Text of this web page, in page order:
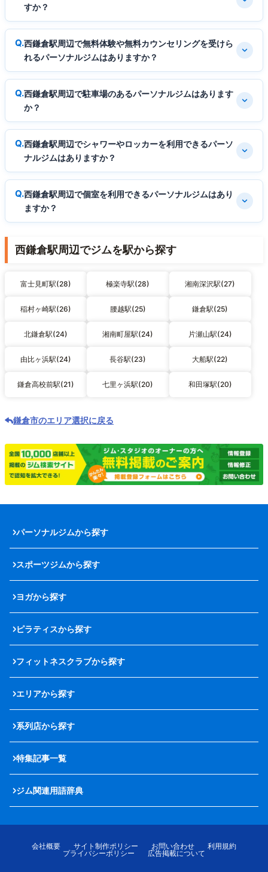
すか？
西鎌倉駅周辺で無料体験や無料カウンセリングを受けら
れるパーソナルジムはありますか？
西鎌倉駅周辺で駐車場のあるパーソナルジムはあります
か？
西鎌倉駅周辺でシャワーやロッカーを利用できるパーソ
ナルジムはありますか？
西鎌倉駅周辺で個室を利用できるパーソナルジムはあり
ますか？
西鎌倉駅周辺でジムを駅から探す
富士見町駅(28) 極楽寺駅(28) 湘南深沢駅(27)
稲村ヶ崎駅(26) 腰越駅(25) 鎌倉駅(25)
北鎌倉駅(24) 湘南町屋駅(24) 片瀬山駅(24)
由比ヶ浜駅(24) 長谷駅(23) 大船駅(22)
鎌倉高校前駅(21) 七里ヶ浜駅(20) 和田塚駅(20)
鎌倉市のエリア選択に戻る
パーソナルジムから探す
スポーツジムから探す
ヨガから探す
ピラティスから探す
フィットネスクラブから探す
エリアから探す
系列店から探す
特集記事一覧
ジム関連用語辞典
会社概要 サイト制作ポリシー お問い合わせ
利用規約
プライバシーポリシー
広告掲載について